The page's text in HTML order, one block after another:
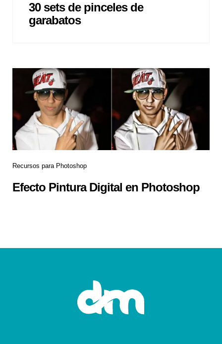
30 sets de pinceles de
garabatos
Recursos para Photoshop
Efecto Pintura Digital en Photoshop